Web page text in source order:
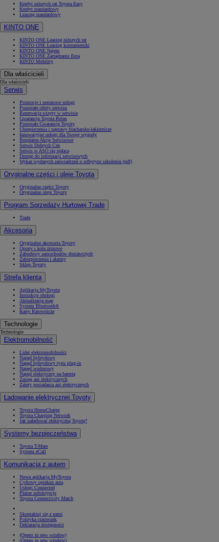
Kredyt niższych rat Toyota Easy
Kredyt standardowy
Leasing standardowy
KINTO ONE
KINTO ONE Leasing niższych rat
KINTO ONE Leasing konsumencki
KINTO ONE Najem
KINTO ONE Zarządzanie flotą
KINTO Mobility
Dla właścicieli
Dla właścicieli
Serwis
Promocje i sezonowe usługi
Pozostałe oferty serwisu
Rezerwacja wizyty w serwisie
Gwarancja Toyota Relax
Pozostałe Gwarancje Toyoty
Ubezpieczenia i naprawy blacharsko-lakiernicze
Innowacyjne usługi dla Twojej wygody
Bezpłatne Akcje Serwisowe
Serwis Dobrych Cen
Serwis w ASO się opłaca
Dostęp do informacji serwisowych
Wykaz wydanych zaświadczeń o odbytym szkoleniu (pdf)
Oryginalne części i oleje Toyota
Oryginalne części Toyoty
Oryginalne oleje Toyoty
Program Sprzedaży Hurtowej Trade
Trade
Akcesoria
Oryginalne akcesoria Toyoty
Opony i koła zimowe
Zabudowy samochodów dostawczych
Zabezpieczenia i alarmy
Sklep Toyoty
Strefa klienta
Aplikacja MyToyota
Instrukcje obsługi
Aktualizacja map
System Bluetooth®
Karty Ratownicze
Technologie
Technologie
Elektromobilność
Lider elektromobilności
Napęd hybrydowy
Napęd hybrydowy typu plug-in
Napęd wodorowy
Napęd elektryczny na baterię
Zasięg aut elektrycznych
Zalety posiadania aut elektrycznych
Ładowanie elektrycznej Toyoty
Toyota HomeCharge
Toyota Charging Network
Jak naładować elektryczną Toyotę?
Systemy bezpieczeństwa
Toyota T-Mate
System eCall
Komunikacja z autem
Nowa aplikacja MyToyota
Cyfrowy opiekun auta
Usługi Connected
Płatne subskrypcje
Toyota Connectivity Match
Skontaktuj się z nami
Polityka ciasteczek
Deklaracja dostępności
(Opens in new window)
(Opens in new window)